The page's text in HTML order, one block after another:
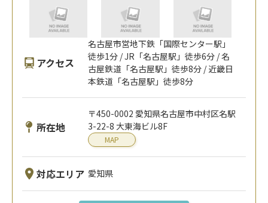
アクセス
名古屋市営地下鉄「国際センター駅」
徒歩1分 / JR「名古屋駅」徒歩6分 / 名
古屋鉄道「名古屋駅」徒歩8分 / 近畿日
本鉄道「名古屋駅」徒歩8分
所在地
〒450-0002 愛知県名古屋市中村区名駅
3-22-8 大東海ビル8F
MAP
対応エリア 愛知県